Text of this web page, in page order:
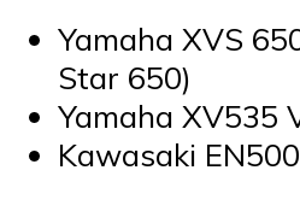
Yamaha XVS
Star 650)
Yamaha XV535
Kawasaki EN500